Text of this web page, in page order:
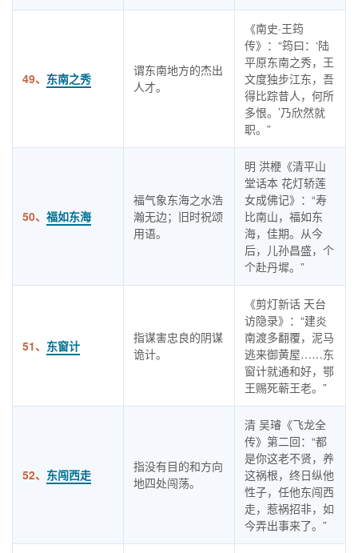
49、 东南之秀
谓东南地方的杰出
人才。
《南史·王筠
传》：“筠曰：‘陆
平原东南之秀，王
文度独步江东，吾
得比踪昔人，何所
多恨。’乃欣然就
职。”
50、 福如东海
福气象东海之水浩
瀚无边；旧时祝颂
用语。
明 洪楩《清平山
堂话本 花灯轿莲
女成佛记》：“寿
比南山，福如东
海，佳期。从今
后，儿孙昌盛，个
个赴丹墀。”
51、 东窗计
指谋害忠良的阴谋
诡计。
《剪灯新话 天台
访隐录》：“建炎
南渡多翻覆，泥马
逃来御黄屋……东
窗计就通和好，鄂
王赐死蕲王老。”
52、 东闯西走
指没有目的和方向
地四处闯荡。
清 吴璿《飞龙全
传》第二回：“都
是你这老不贤，养
这祸根，终日纵他
性子，任他东闯西
走，惹祸招非，如
今弄出事来了。”